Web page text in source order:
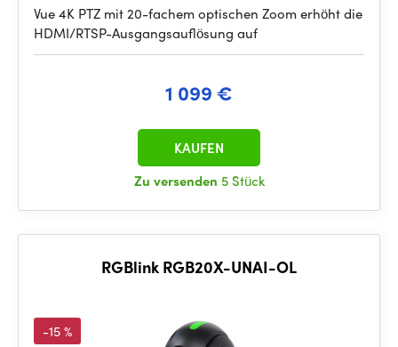
Vue 4K PTZ mit 20-fachem optischen Zoom erhöht die
HDMI/RTSP-Ausgangsauflösung auf
1 099 €
Zu versenden 5 Stück
KAUFEN
RGBlink RGB20X-UNAI-OL
-15 %